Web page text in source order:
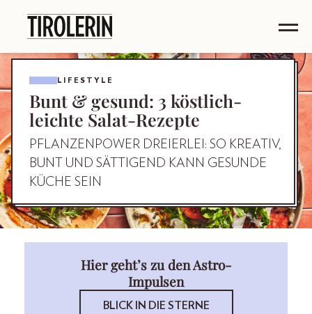
LIFESTYLE
Bunt & gesund: 3 köstlich-
leichte Salat-Rezepte
PFLANZENPOWER DREIERLEI: SO KREATIV,
BUNT UND SÄTTIGEND KANN GESUNDE
KÜCHE SEIN
Hier geht’s zu den Astro-
Impulsen
BLICK IN DIE STERNE